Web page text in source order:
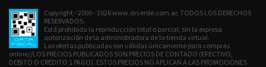
Copyright - 2000 - 2026 www.drverde.com.ar, TODOS LOS DERECHOS
RESERVADOS.
Está prohibida la reproducción total o parcial, sin la expresa
autorización de la administradora de la tienda virtual.
Las ofertas publicadas son válidas únicamente para compras
online//LOS PRECIOS PUBLICADOS SON PRECIOS DE CONTADO (EFECTIVO,
DEBITO O CREDITO 1 PAGO). ESTOS PRECIOS NO APLICAN A LAS PROMOCIONES